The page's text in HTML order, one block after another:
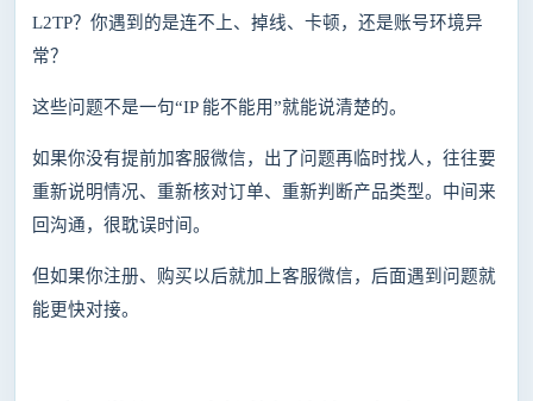
L2TP？你遇到的是连不上、掉线、卡顿，还是账号环境异
常？
这些问题不是一句“IP 能不能用”就能说清楚的。
如果你没有提前加客服微信，出了问题再临时找人，往往要
重新说明情况、重新核对订单、重新判断产品类型。中间来
回沟通，很耽误时间。
但如果你注册、购买以后就加上客服微信，后面遇到问题就
能更快对接。